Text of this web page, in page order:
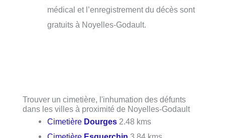
médical et l’enregistrement du décès sont
gratuits à Noyelles-Godault.
Trouver un cimetière, l'inhumation des défunts
dans les villes à proximité de Noyelles-Godault
Cimetière Dourges 2.48 kms